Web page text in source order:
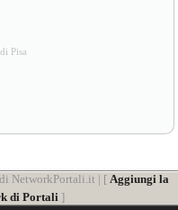
Pisa
NetworkPortali.it | [Aggiungi la
di Portali]